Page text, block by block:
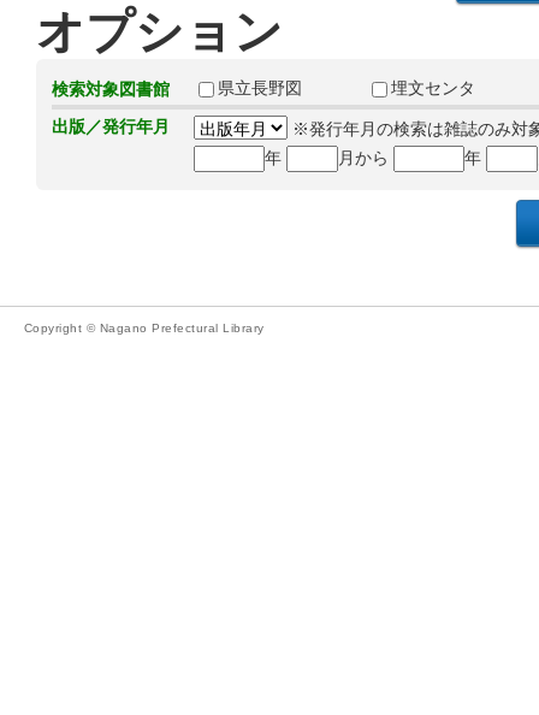
オプション
検索対象図書館 県立長野図
埋文センタ
出版／発行年月
※発行年月の検索は雑誌のみ対
年
月から 年
Copyright © Nagano Prefectural Library